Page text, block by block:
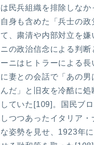
民兵組織を排除しなか
身も含めた「兵士の政
、粛清や内部対立を嫌
の政治信念による判断
ニはヒトラーによる長
妻との会話で「あの男
だ」と旧友を冷酷に処
ていた[109]。国民ブ
つつあったイタリア・
姿勢を見せ、1923年